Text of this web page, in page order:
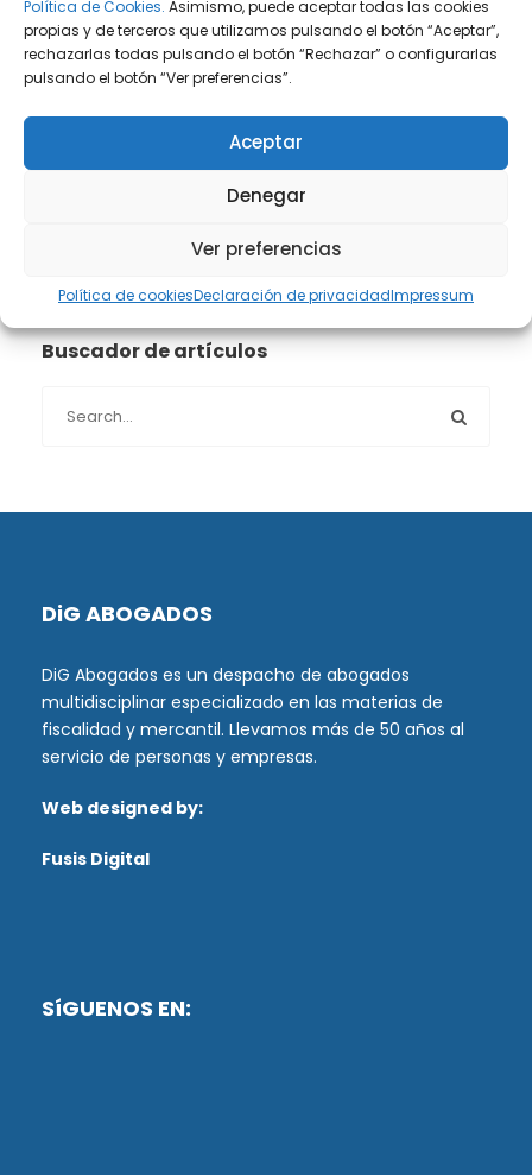
Política de Cookies. Asimismo, puede aceptar todas las cookies
propias y de terceros que utilizamos pulsando el botón “Aceptar”,
rechazarlas todas pulsando el botón “Rechazar” o configurarlas
pulsando el botón “Ver preferencias”.
Aceptar
Denegar
Ver preferencias
Política de cookiesDeclaración de privacidadImpressum
Propiedad intelectual e industrial(13)
Protección de datos(40)
(24)
Buscador de artículos
DiG ABOGADOS
DiG Abogados es un despacho de abogados
multidisciplinar especializado en las materias de
fiscalidad y mercantil. Llevamos más de 50 años al
servicio de personas y empresas.
Web designed by:
Fusis Digital
SíGUENOS EN: